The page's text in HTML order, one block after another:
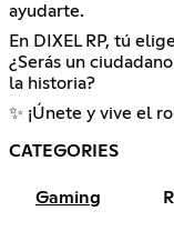
ayudarte.
En DIXEL RP, tú
¿Serás un
la historia?
✨ ¡Únete y vive el
CATEGORIES
Gaming